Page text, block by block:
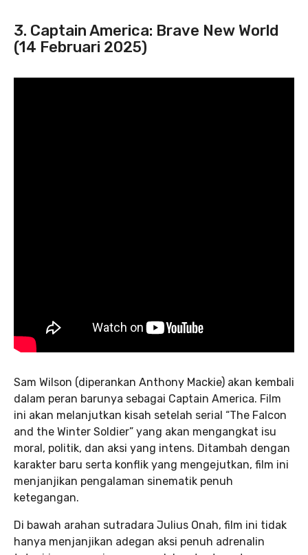
3. Captain America: Brave New World
(14 Februari 2025)
Sam Wilson (diperankan Anthony Mackie) akan kembali
dalam peran barunya sebagai Captain America. Film
ini akan melanjutkan kisah setelah serial “The Falcon
and the Winter Soldier” yang akan mengangkat isu
moral, politik, dan aksi yang intens. Ditambah dengan
karakter baru serta konflik yang mengejutkan, film ini
menjanjikan pengalaman sinematik penuh
ketegangan.
Di bawah arahan sutradara Julius Onah, film ini tidak
hanya menjanjikan adegan aksi penuh adrenalin